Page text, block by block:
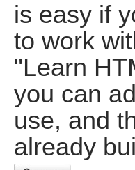
is easy if
to work
"Learn
you can
use, and
already